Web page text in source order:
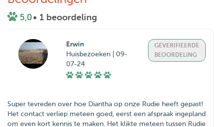
5,0• 1 beoordeling
Erwin
Huisbezoeken | 09-
07-24
GEVERIFIEERDE
BEOORDELING
Super tevreden over hoe Diantha op onze Rudie heeft gepast!
Het contact verliep meteen goed, eerst een afspraak ingepland
om even kort kennis te maken. Het klikte meteen tussen Rudie